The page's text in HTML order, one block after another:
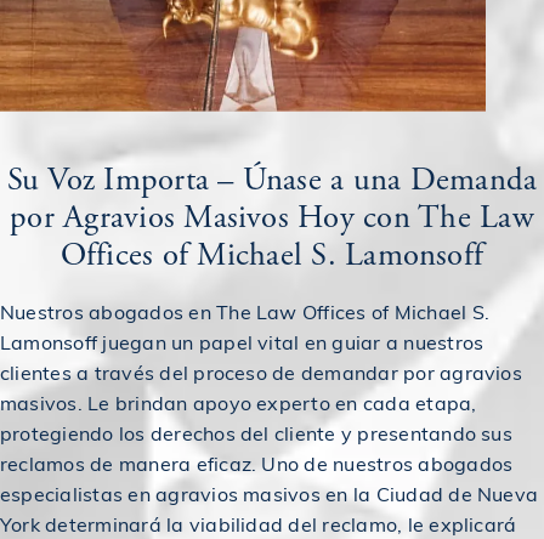
$2,000,000 Recuperado en un caso de accidente de bicicleta
$2,100,000 Acuerdo en un accidente de construcción
$2,130,000 Acuerdo en un caso de accidente de camión
$2,152,500 Acuerdo en caso de accidente de coche
$2,200,000 Premiado en un accidente de construcción
$2,350,000 Premiado en un accidente de construcción
$2,400,000
Su Voz Importa – Únase a una Demanda
por Agravios Masivos Hoy con The Law
Offices of Michael S. Lamonsoff
Nuestros abogados en The Law Offices of Michael S.
Lamonsoff juegan un papel vital en guiar a nuestros
clientes a través del proceso de demandar por agravios
masivos. Le brindan apoyo experto en cada etapa,
protegiendo los derechos del cliente y presentando sus
reclamos de manera eficaz. Uno de nuestros abogados
especialistas en agravios masivos en la Ciudad de Nueva
York determinará la viabilidad del reclamo, le explicará